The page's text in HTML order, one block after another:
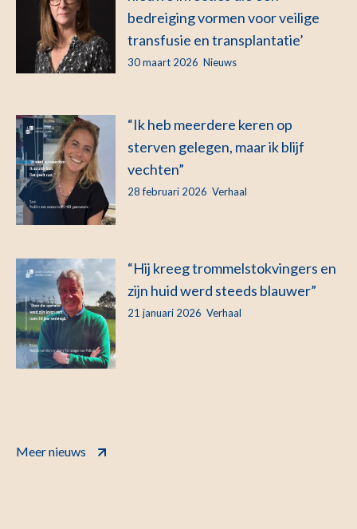
bedreiging vormen voor veilige
transfusie en transplantatie’
30 maart 2026 Nieuws
“Ik heb meerdere keren op
sterven gelegen, maar ik blijf
vechten”
28 februari 2026 Verhaal
“Hij kreeg trommelstokvingers en
zijn huid werd steeds blauwer”
21 januari 2026 Verhaal
Meer nieuws